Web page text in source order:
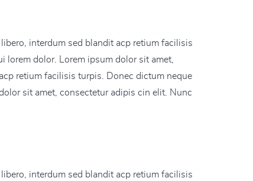
interdum sed blandit acp retium facilisis
dolor. Lorem ipsum dolor sit amet,
retium facilisis turpis. Donec dictum neque
sit amet, consectetur adipis cin elit. Nunc
interdum sed blandit acp retium facilisis